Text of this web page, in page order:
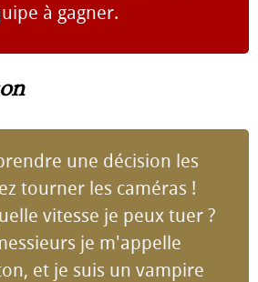
à gagner.
une décision les
tourner les caméras !
vitesse je peux tuer ?
je m'appelle
et je suis un vampire